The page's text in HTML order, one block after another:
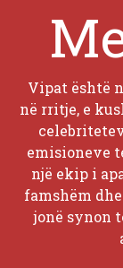
Vipat është
në rritje, e
emisioneve
një ekip i
famshëm
jonë synon